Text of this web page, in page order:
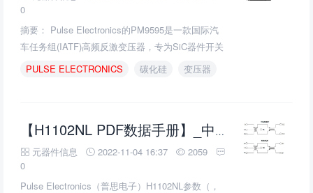
0
摘要： Pulse Electronics的PM9595是一款国际汽
车任务组(IATF)高频反激变压器，专为SiC器件开关
而设计。
PULSE ELECTRONICS 碳化硅 变压器
【H1102NL PDF数据手册】_中文资料_(普思电子
元器件信息
2022-11-04 16:37
2059
0
Pulse Electronics（普思电子）H1102NL参数（，